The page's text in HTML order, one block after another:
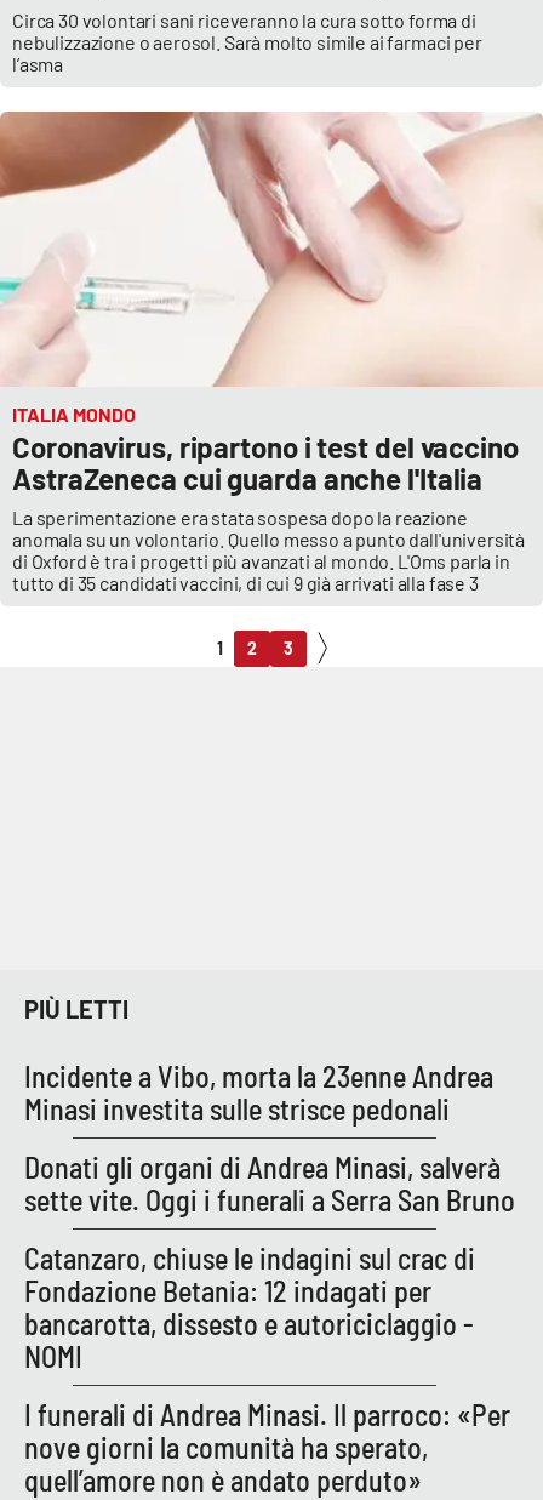
Circa 30 volontari sani riceveranno la cura sotto forma di
nebulizzazione o aerosol. Sarà molto simile ai farmaci per
l’asma
ITALIA MONDO
Coronavirus, ripartono i test del vaccino
AstraZeneca cui guarda anche l'Italia
La sperimentazione era stata sospesa dopo la reazione
anomala su un volontario. Quello messo a punto dall'università
di Oxford è tra i progetti più avanzati al mondo. L'Oms parla in
tutto di 35 candidati vaccini, di cui 9 già arrivati alla fase 3
1 2 3
PIÙ LETTI
Incidente a Vibo, morta la 23enne Andrea
Minasi investita sulle strisce pedonali
Donati gli organi di Andrea Minasi, salverà
sette vite. Oggi i funerali a Serra San Bruno
Catanzaro, chiuse le indagini sul crac di
Fondazione Betania: 12 indagati per
bancarotta, dissesto e autoriciclaggio -
NOMI
I funerali di Andrea Minasi. Il parroco: «Per
nove giorni la comunità ha sperato,
quell’amore non è andato perduto»